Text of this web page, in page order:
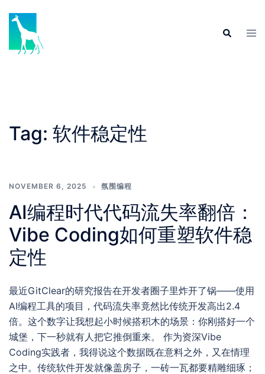
content
Search
Tag: 软件稳定性
NOVEMBER 6, 2025 氛围编程
AI编程时代代码流失率翻倍：
Vibe Coding如何重塑软件稳
定性
最近GitClear的研究报告在开发者圈子里炸开了锅——使用
AI编程工具的项目，代码流失率竟然比传统开发高出2.4
倍。这个数字让我想起小时候搭积木的场景：你刚搭好一个
城堡，下一秒就有人把它推倒重来。 作为资深Vibe
Coding实践者，我得说这个数据既在意料之外，又在情理
之中。传统软件开发就像盖房子，一砖一瓦都要精雕细琢；